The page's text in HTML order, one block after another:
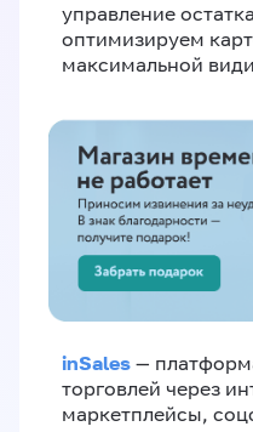
управление
оптимизируем
максимальной
inSales —
торговлей через
маркетплейсы,